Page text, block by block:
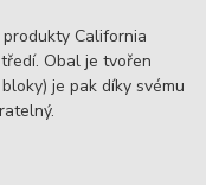
California
Obal je tvořen
je pak díky svému